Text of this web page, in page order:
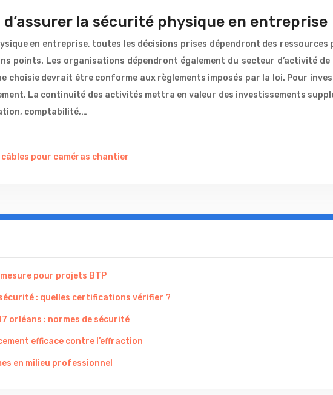
la sécurité physique en entreprise
en entreprise, toutes les décisions prises dépendront des
points. Les organisations dépendront également du secteur d’activité
choisie devrait être conforme aux règlements imposés par la loi. Pour
La continuité des activités mettra en valeur des investissements
comptabilité,…
pour caméras chantier
pour projets BTP
: quelles certifications vérifier ?
orléans : normes de sécurité
efficace contre l’effraction
en milieu professionnel